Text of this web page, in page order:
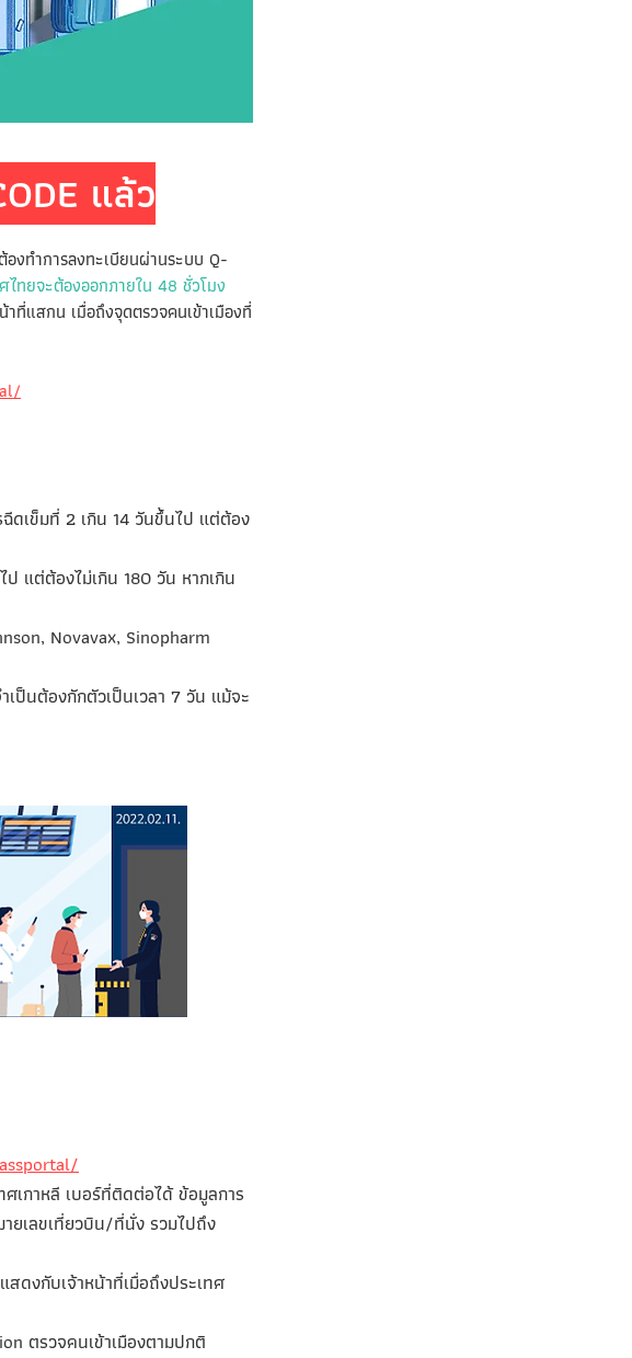
แล้ว
งทำการลงทะเบียนผ่านระบบ Q-
ไทยจะต้องออกภายใน 48 ชั่วโมง
าที่แสกน เมื่อถึงจุดตรวจคนเข้าเมืองที่
ดเข็มที่ 2 เกิน 14 วันขึ้นไป แต่ต้อง
แต่ต้องไม่เกิน 180 วัน หากเกิน
Novavax, Sinopharm
ป็นต้องกักตัวเป็นเวลา 7 วัน แม้จะ
เกาหลี เบอร์ที่ติดต่อได้ ข้อมูลการ
ยเลขเที่ยวบิน/ที่นั่ง รวมไปถึง
ดงกับเจ้าหน้าที่เมื่อถึงประเทศ
ตรวจคนเข้าเมืองตามปกติ